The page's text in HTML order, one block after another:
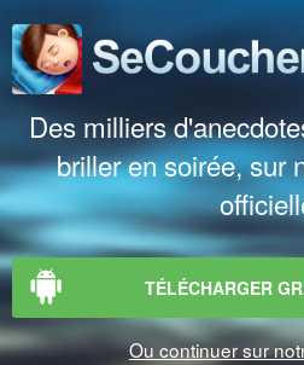
Des milliers
briller en soirée, sur
TÉLÉCHARGER
Ou continuer sur